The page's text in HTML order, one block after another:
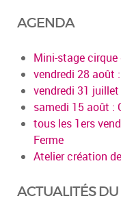
AGENDA
Mini-stage cirque
vendredi 28 août
vendredi 31
samedi 15 août :
tous les 1ers
Ferme
Atelier création
ACTUALITÉS